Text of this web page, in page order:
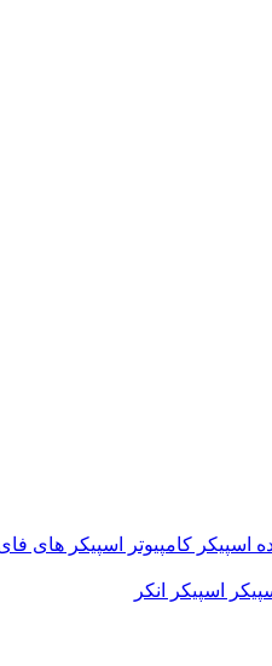
اسپیکر کامپیوتر اسپیکر های
اسپیکر انکر